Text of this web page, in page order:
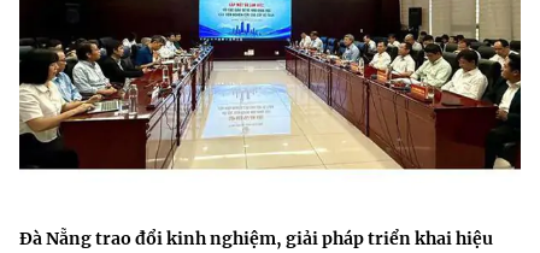
Đà Nẵng trao đổi kinh nghiệm, giải pháp triển khai hiệu